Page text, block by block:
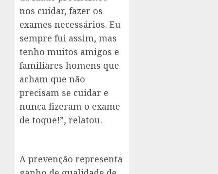
nos cuidar, fazer os
exames necessários. Eu
sempre fui assim, mas
tenho muitos amigos e
familiares homens que
acham que não
precisam se cuidar e
nunca fizeram o exame
de toque!”, relatou.
A prevenção representa